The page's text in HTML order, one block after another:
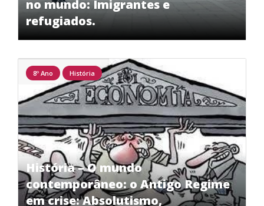
no mundo: Imigrantes e
refugiados.
História – O mundo
contemporâneo: o Antigo Regime
em crise: Absolutismo,
8º Ano História